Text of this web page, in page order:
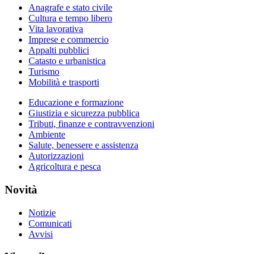
Anagrafe e stato civile
Cultura e tempo libero
Vita lavorativa
Imprese e commercio
Appalti pubblici
Catasto e urbanistica
Turismo
Mobilità e trasporti
Educazione e formazione
Giustizia e sicurezza pubblica
Tributi, finanze e contravvenzioni
Ambiente
Salute, benessere e assistenza
Autorizzazioni
Agricoltura e pesca
Novità
Notizie
Comunicati
Avvisi